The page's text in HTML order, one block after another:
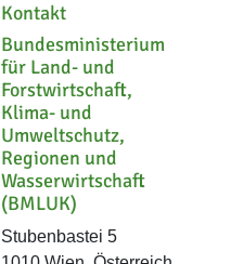
Kontakt
Bundesministerium
für Land- und
Forstwirtschaft,
Klima- und
Umweltschutz,
Regionen und
Wasserwirtschaft
(BMLUK)
Stubenbastei 5